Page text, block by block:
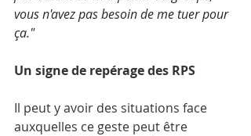
vous n'avez pas besoin de me tuer pour
ça."
Un signe de repérage des RPS
Il peut y avoir des situations face
auxquelles ce geste peut être